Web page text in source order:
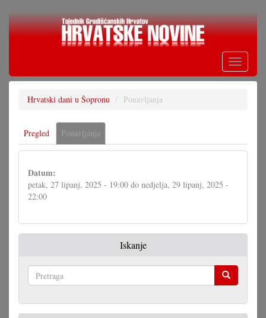
Skoči
Toggle
Hrvatski dani u Šopronu Ponavljanja
Primarne
oznake
Pregled Ponavljanja
oznaka)
Datum:
petak, 27 lipanj, 2025 - 19:00 do nedjelja, 29 lipanj, 2025 -
22:00
Iskanje